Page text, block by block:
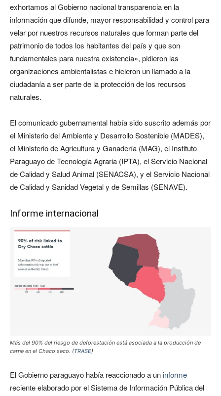
exhortamos al Gobierno nacional transparencia en la
información que difunde, mayor responsabilidad y control para
velar por nuestros recursos naturales que forman parte del
patrimonio de todos los habitantes del país y que son
fundamentales para nuestra existencia», pidieron las
organizaciones ambientalistas e hicieron un llamado a la
ciudadanía a ser parte de la protección de los recursos
naturales.
El comunicado gubernamental había sido suscrito además por
el Ministerio del Ambiente y Desarrollo Sostenible (MADES),
el Ministerio de Agricultura y Ganadería (MAG), el Instituto
Paraguayo de Tecnología Agraria (IPTA), el Servicio Nacional
de Calidad y Salud Animal (SENACSA), y el Servicio Nacional
de Calidad y Sanidad Vegetal y de Semillas (SENAVE).
Informe internacional
Más del 90% del riesgo de deforestación está asociada a la producción de
carne en el Chaco seco. (TRASE)
El Gobierno paraguayo había reaccionado a un informe
reciente elaborado por el Sistema de Información Pública del